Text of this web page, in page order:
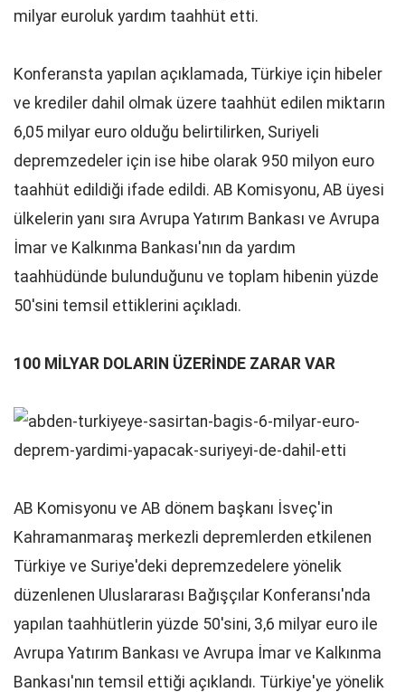
milyar euroluk yardım taahhüt etti.
Konferansta yapılan açıklamada, Türkiye için hibeler
ve krediler dahil olmak üzere taahhüt edilen miktarın
6,05 milyar euro olduğu belirtilirken, Suriyeli
depremzedeler için ise hibe olarak 950 milyon euro
taahhüt edildiği ifade edildi. AB Komisyonu, AB üyesi
ülkelerin yanı sıra Avrupa Yatırım Bankası ve Avrupa
İmar ve Kalkınma Bankası'nın da yardım
taahhüdünde bulunduğunu ve toplam hibenin yüzde
50'sini temsil ettiklerini açıkladı.
100 MİLYAR DOLARIN ÜZERİNDE ZARAR VAR
AB Komisyonu ve AB dönem başkanı İsveç'in
Kahramanmaraş merkezli depremlerden etkilenen
Türkiye ve Suriye'deki depremzedelere yönelik
düzenlenen Uluslararası Bağışçılar Konferansı'nda
yapılan taahhütlerin yüzde 50'sini, 3,6 milyar euro ile
Avrupa Yatırım Bankası ve Avrupa İmar ve Kalkınma
Bankası'nın temsil ettiği açıklandı. Türkiye'ye yönelik